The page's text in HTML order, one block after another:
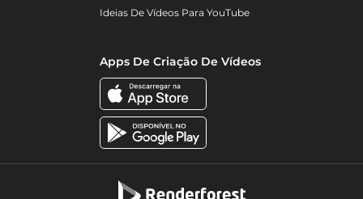
Ideias De Vídeos Para YouTube
Apps De Criação De Vídeos